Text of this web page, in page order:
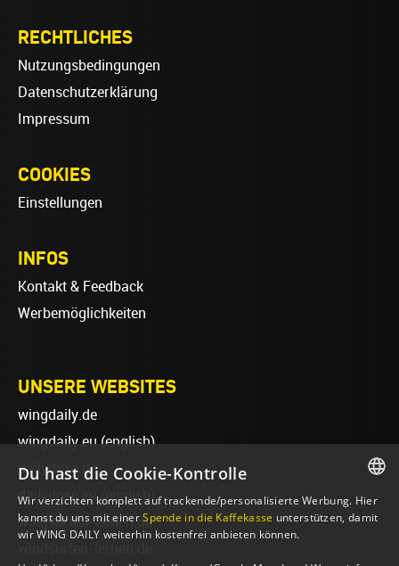
RECHTLICHES
Nutzungsbedingungen
Datenschutzerklärung
Impressum
COOKIES
Einstellungen
INFOS
Kontakt & Feedback
Werbemöglichkeiten
UNSERE WEBSITES
wingdaily.de
wingdaily.eu(english)
dailydose.de
dailydose.eu (english)
wingsurfen-lernen.de
GERMAN
Du hast die Cookie-Kontrolle
Wir verzichten komplett auf trackende/personalisierte Werbung. Hier
kannst du uns mit einerSpende in die Kaffekasse unterstützen, damit
wir WING DAILY weiterhin kostenfrei anbieten können.